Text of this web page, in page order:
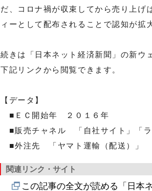
だ、コロナ禍が収束してから売り上げ
ィーとして配布されることで認知が拡
続きは「日本ネット経済新聞」の新ウ
下記リンクから閲覧できます。
【データ】
■ＥＣ開始年 ２０１６年
■販売チャネル 「自社サイト」「ラ
■外注先 「ヤマト運輸（配送）」
関連リンク・サイト
この記事の全文が読める「日本